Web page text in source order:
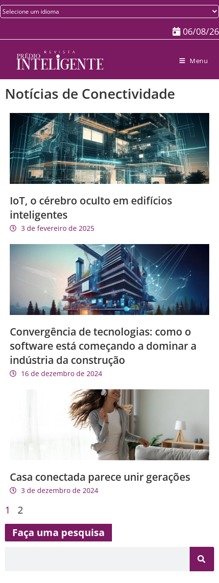
06/08/26
Menu
Notícias de Conectividade
IoT, o cérebro oculto em edifícios
inteligentes
3 de fevereiro de 2025
Convergência de tecnologias: como o
software está começando a dominar a
indústria da construção
16 de dezembro de 2024
Casa conectada parece unir gerações
3 de dezembro de 2024
1
2
Faça uma pesquisa